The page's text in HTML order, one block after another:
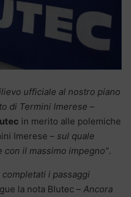
ufficiale al nostro piano
di Termini Imerese –
in merito alle polemiche
Imerese – sul quale
il massimo impegno”.
i passaggi
la nota Blutec – Ancora